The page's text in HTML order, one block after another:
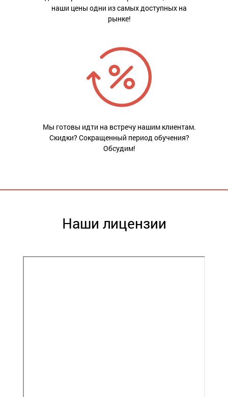
наши цены одни из самых доступных на
рынке!
Мы готовы идти на встречу нашим клиентам.
Скидки? Сокращенный период обучения?
Обсудим!
Наши лицензии